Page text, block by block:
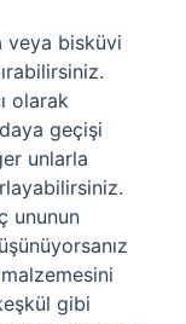
veya bisküvi
olarak
geçişi
unlarla
ununun
gibi